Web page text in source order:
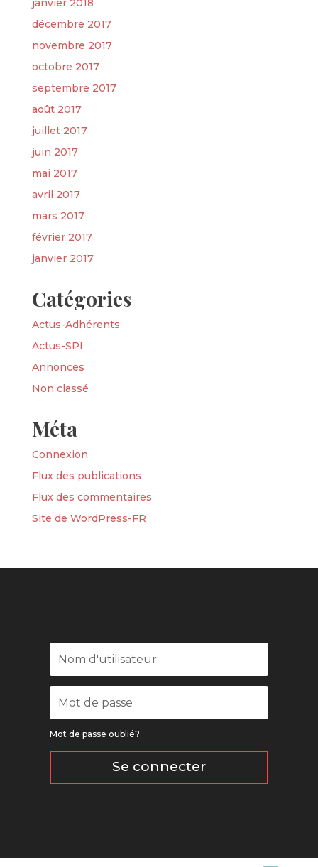
janvier 2018
décembre 2017
novembre 2017
octobre 2017
septembre 2017
août 2017
juillet 2017
juin 2017
mai 2017
avril 2017
mars 2017
février 2017
janvier 2017
Catégories
Actus-Adhérents
Actus-SPI
Annonces
Non classé
Méta
Connexion
Flux des publications
Flux des commentaires
Site de WordPress-FR
Mot de passe oublié?
Se connecter